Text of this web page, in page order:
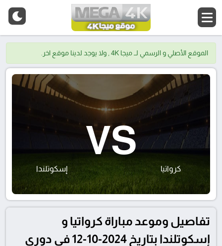
الموقع الأصلي و الرسمي لــ ميجا 4K , ولا يوجد لدينا موقع اخر.
كرواتيا
VS
إسكوتلندا
تفاصيل وموعد مباراة كرواتيا و
إسكوتلندا بتاريخ 2024-10-12 في دوري